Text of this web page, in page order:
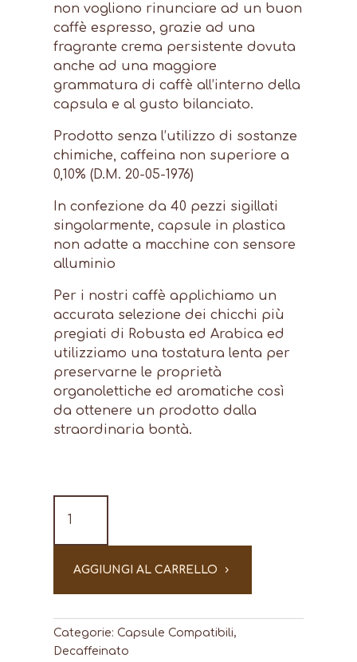
non vogliono rinunciare ad un buon
caffè espresso, grazie ad una
fragrante crema persistente dovuta
anche ad una maggiore
grammatura di caffè all’interno della
capsula e al gusto bilanciato.
Prodotto senza l’utilizzo di sostanze
chimiche, caffeina non superiore a
0,10% (D.M. 20-05-1976)
In confezione da 40 pezzi sigillati
singolarmente, capsule in plastica
non adatte a macchine con sensore
alluminio
Per i nostri caffè applichiamo un
accurata selezione dei chicchi più
pregiati di Robusta ed Arabica ed
utilizziamo una tostatura lenta per
preservarne le proprietà
organolettiche ed aromatiche così
da ottenere un prodotto dalla
straordinaria bontà.
DECAFFEINATO
capsule
quantità
AGGIUNGI AL CARRELLO
Categorie:Capsule Compatibili,
Decaffeinato